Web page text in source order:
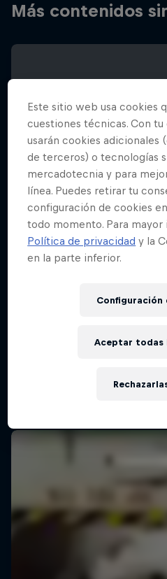
Más contenidos
Red Bull Batalla Final
Este sitio web usa cookies
cuestiones técnicas. Con
usarán cookies adicionales
de terceros) o tecnologías
mercadotecnia y para
línea. Puedes retirar tu
configuración de cookies
todo momento. Para
Política de privacidad y la
en la parte inferior.
Configuración
Aceptar todas